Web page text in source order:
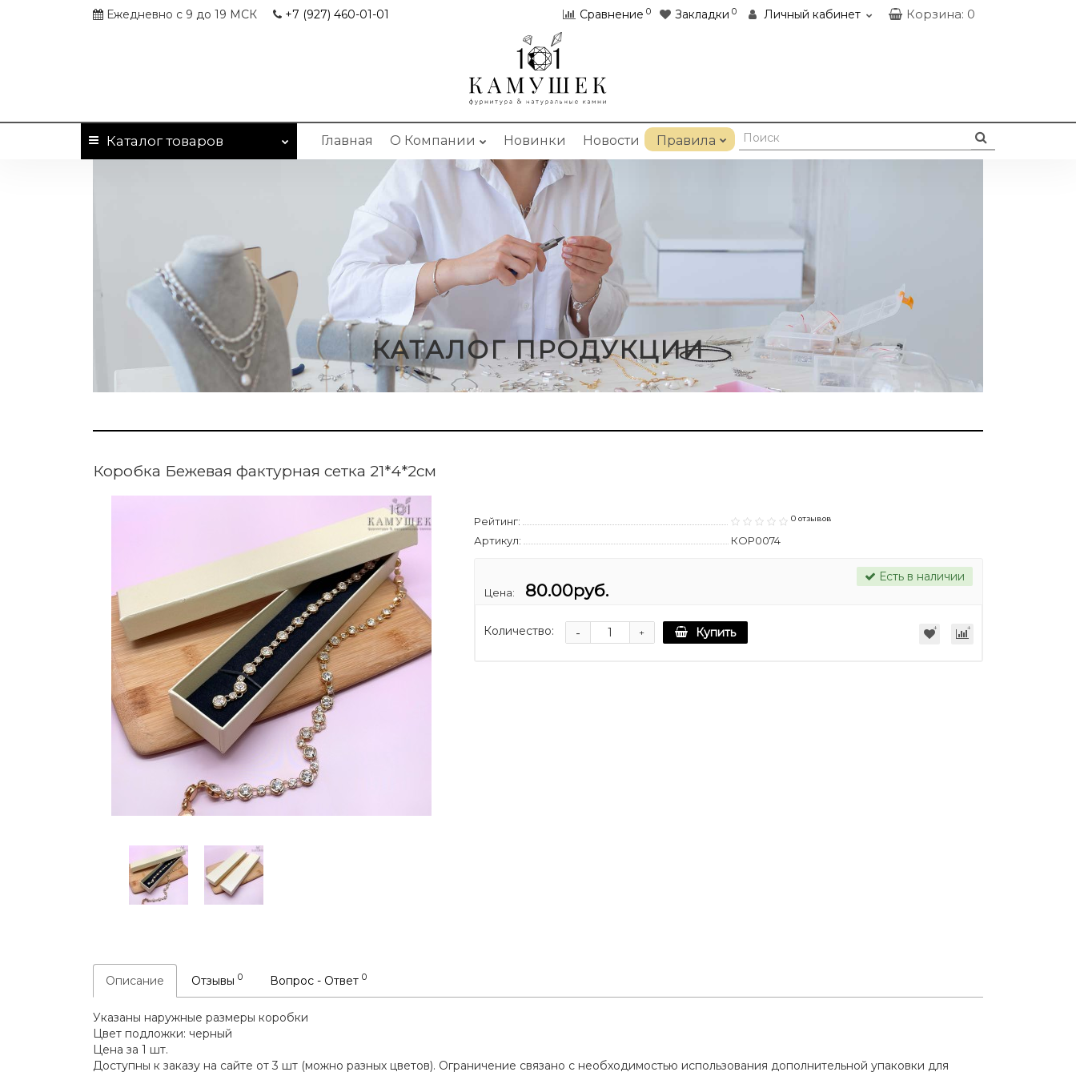
Ежедневно с 9 до 19 МСК +7 (927) 460-01-01 Сравнение 0 Закладки 0 Личный кабинет Корзина: 0
Каталогтоваров Главная О Компании Новинки Новости Правила
КАТАЛОГ ПРОДУКЦИИ
Коробка Бежевая фактурная сетка 21*4*2см
Рейтинг: 0 отзывов
Артикул: КОР0074
Цена: 80.00руб.
Есть в наличии
Количество: +
- Купить
Описание Отзывы 0 Вопрос - Ответ 0
Указаны наружные размеры коробки
Цвет подложки: черный
Цена за 1 шт.
Доступны к заказу на сайте от 3 шт (можно разных цветов). Ограничение связано с необходимостью использования дополнительной упаковки для